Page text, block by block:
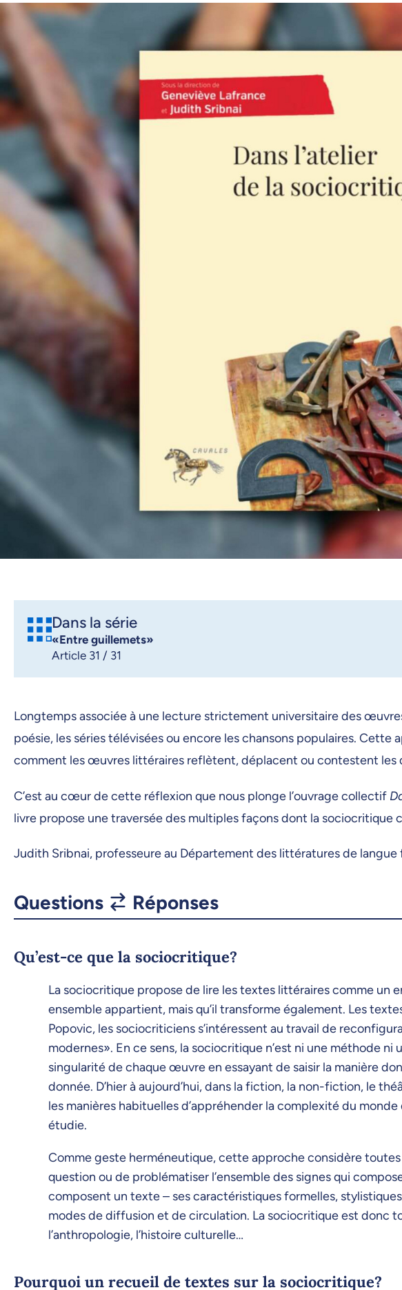
Dans la série
«Entre guillemets»
Article 31 / 31
Longtemps associée à une lecture strictement universitaire des
poésie, les séries télévisées ou encore les chansons populaires.
comment les œuvres littéraires reflètent, déplacent ou contestent les
C’est au cœur de cette réflexion que nous plonge l’ouvrage collectif
livre propose une traversée des multiples façons dont la
Judith Sribnai, professeure au Département des littératures de
Questions Réponses
Qu’est-ce que la sociocritique?
La sociocritique propose de lire les textes littéraires comme un
ensemble appartient, mais qu’il transforme également. Les
Popovic, les sociocriticiens s’intéressent au travail de
modernes». En ce sens, la sociocritique n’est ni une méthode
singularité de chaque œuvre en essayant de saisir la manière
donnée. D’hier à aujourd’hui, dans la fiction, la non-fiction, le
les manières habituelles d’appréhender la complexité du
étudie.
Comme geste herméneutique, cette approche considère
question ou de problématiser l’ensemble des signes qui
composent un texte – ses caractéristiques formelles,
modes de diffusion et de circulation. La sociocritique est donc
l’anthropologie, l’histoire culturelle…
Pourquoi un recueil de textes sur la sociocritique?